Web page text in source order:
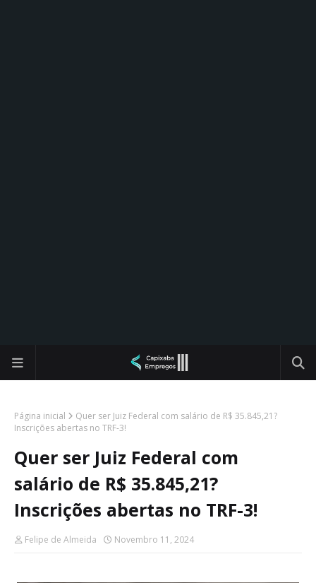
Página inicial
Quer ser Juiz Federal com salário de R$ 35.845,21?
Inscrições abertas no TRF-3!
Quer ser Juiz Federal com
salário de R$ 35.845,21?
Inscrições abertas no TRF-3!
Felipe de Almeida Novembro 11, 2024